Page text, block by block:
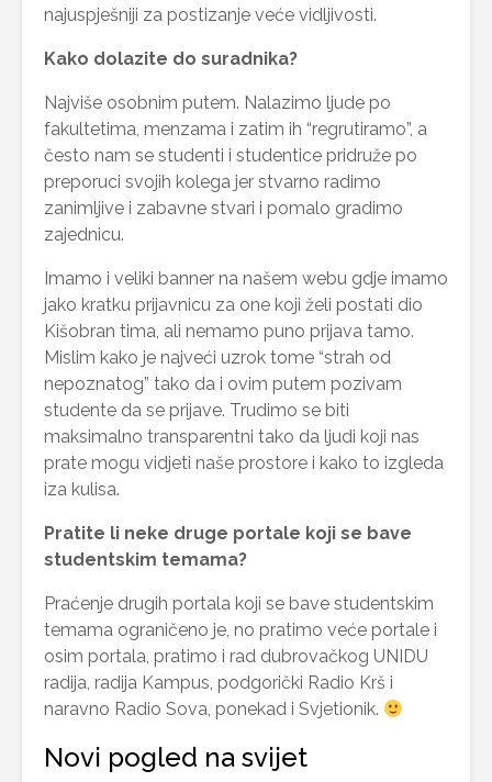
najuspješniji za postizanje veće vidljivosti.
Kako dolazite do suradnika?
Najviše osobnim putem. Nalazimo ljude po
fakultetima, menzama i zatim ih “regrutiramo”, a
često nam se studenti i studentice pridruže po
preporuci svojih kolega jer stvarno radimo
zanimljive i zabavne stvari i pomalo gradimo
zajednicu.
Imamo i veliki banner na našem webu gdje imamo
jako kratku prijavnicu za one koji želi postati dio
Kišobran tima, ali nemamo puno prijava tamo.
Mislim kako je najveći uzrok tome “strah od
nepoznatog” tako da i ovim putem pozivam
studente da se prijave. Trudimo se biti
maksimalno transparentni tako da ljudi koji nas
prate mogu vidjeti naše prostore i kako to izgleda
iza kulisa.
Pratite li neke druge portale koji se bave
studentskim temama?
Praćenje drugih portala koji se bave studentskim
temama ograničeno je, no pratimo veće portale i
osim portala, pratimo i rad dubrovačkog UNIDU
radija, radija Kampus, podgorički Radio Krš i
naravno Radio Sova, ponekad i Svjetionik.
Novi pogled na svijet